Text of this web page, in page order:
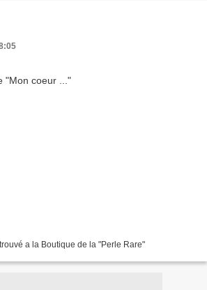
a la Boutique de la "Perle Rare"